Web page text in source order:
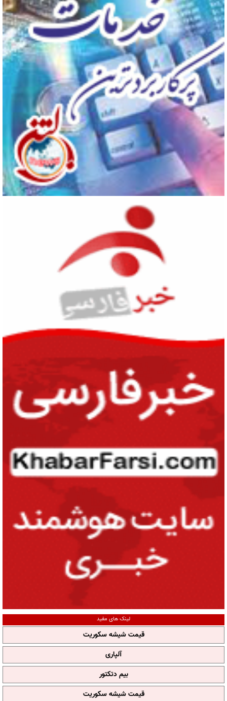
لینک های مفید
قیمت شیشه سکوریت
آلپاری
بیم دتکتور
قیمت شیشه سکوریت